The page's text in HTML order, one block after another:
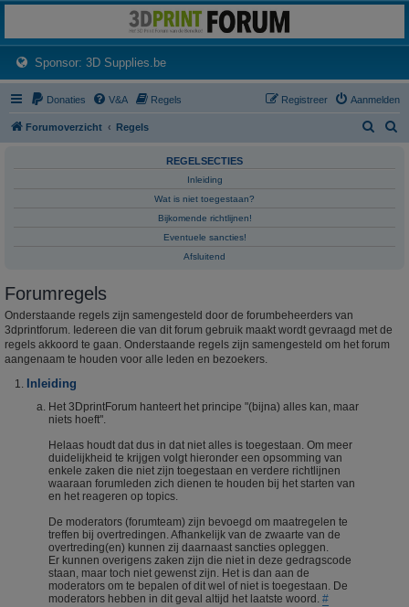
Het 3D print forum van de Benelux na de sluiting van 3dprintforum.nl
Sponsor: 3D Supplies.be(Opens a new tab)
Donaties V&A Regels Aanmelden
Registreer
Forumoverzicht Regels
e
REGELSECTIES
Inleiding
Wat is niet toegestaan?
Bijkomende richtlijnen!
Eventuele sancties!
Afsluitend
Forumregels
Onderstaande regels zijn samengesteld door de forumbeheerders van
3dprintforum. Iedereen die van dit forum gebruik maakt wordt gevraagd met de
regels akkoord te gaan. Onderstaande regels zijn samengesteld om het forum
aangenaam te houden voor alle leden en bezoekers.
Inleiding
Het 3DprintForum hanteert het principe "(bijna) alles kan, maar
niets hoeft".
Helaas houdt dat dus in dat niet alles is toegestaan. Om meer
duidelijkheid te krijgen volgt hieronder een opsomming van
enkele zaken die niet zijn toegestaan en verdere richtlijnen
waaraan forumleden zich dienen te houden bij het starten van
en het reageren op topics.
De moderators (forumteam) zijn bevoegd om maatregelen te
treffen bij overtredingen. Afhankelijk van de zwaarte van de
overtreding(en) kunnen zij daarnaast sancties opleggen.
Er kunnen overigens zaken zijn die niet in deze gedragscode
staan, maar toch niet gewenst zijn. Het is dan aan de
moderators om te bepalen of dit wel of niet is toegestaan. De
moderators hebben in dit geval altijd het laatste woord. #